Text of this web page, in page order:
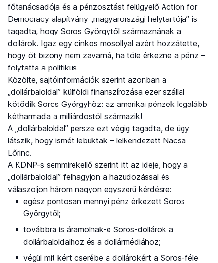
főtanácsadója és a pénzosztást felügyelő Action for
Democracy alapítvány „magyarországi helytartója” is
tagadta, hogy Soros Györgytől származnának a
dollárok. Igaz egy cinkos mosollyal azért hozzátette,
hogy őt bizony nem zavarná, ha tőle érkezne a pénz –
folytatta a politikus.
Közölte, sajtóinformációk szerint azonban a
„dollárbaloldal” külföldi finanszírozása ezer szállal
kötődik Soros Györgyhöz: az amerikai pénzek legalább
kétharmada a milliárdostól származik!
A „dollárbaloldal” persze ezt végig tagadta, de úgy
látszik, hogy ismét lebuktak – lelkendezett Nacsa
Lőrinc.
A KDNP-s semmirekellő szerint itt az ideje, hogy a
„dollárbaloldal” felhagyjon a hazudozással és
válaszoljon három nagyon egyszerű kérdésre:
egész pontosan mennyi pénz érkezett Soros
Györgytől;
továbbra is áramolnak-e Soros-dollárok a
dollárbaloldalhoz és a dollármédiához;
végül mit kért cserébe a dollárokért a Soros-féle